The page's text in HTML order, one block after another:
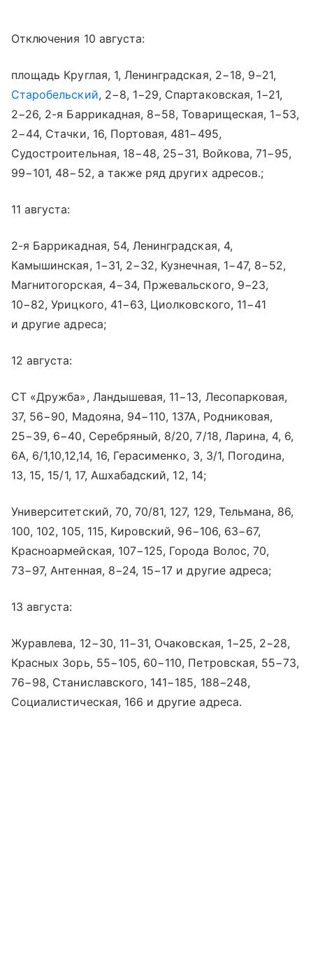
Отключения 10 августа:
площадь Круглая, 1, Ленинградская, 2−18, 9−21,
Старобельский, 2−8, 1−29, Спартаковская, 1−21,
2−26, 2-я Баррикадная, 8−58, Товарищеская, 1−53,
2−44, Стачки, 16, Портовая, 481−495,
Судостроительная, 18−48, 25−31, Войкова, 71−95,
99−101, 48−52, а также ряд других адресов.;
11 августа:
2-я Баррикадная, 54, Ленинградская, 4,
Камышинская, 1−31, 2−32, Кузнечная, 1−47, 8−52,
Магнитогорская, 4−34, Пржевальского, 9−23,
10−82, Урицкого, 41−63, Циолковского, 11−41
и другие адреса;
12 августа:
СТ «Дружба», Ландышевая, 11−13, Лесопарковая,
37, 56−90, Мадояна, 94−110, 137А, Родниковая,
25−39, 6−40, Серебряный, 8/20, 7/18, Ларина, 4, 6,
6А, 6/1,10,12,14, 16, Герасименко, 3, 3/1, Погодина,
13, 15, 15/1, 17, Ашхабадский, 12, 14;
Университетский, 70, 70/81, 127, 129, Тельмана, 86,
100, 102, 105, 115, Кировский, 96−106, 63−67,
Красноармейская, 107−125, Города Волос, 70,
73−97, Антенная, 8−24, 15−17 и другие адреса;
13 августа:
Журавлева, 12−30, 11−31, Очаковская, 1−25, 2−28,
Красных Зорь, 55−105, 60−110, Петровская, 55−73,
76−98, Станиславского, 141−185, 188−248,
Социалистическая, 166 и другие адреса.